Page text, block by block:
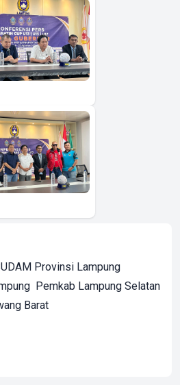
Provinsi Lampung
Pemkab Lampung Selatan
Barat